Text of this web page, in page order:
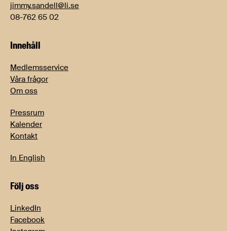
jimmy.sandell@li.se
08-762 65 02
Innehåll
Medlemsservice
Våra frågor
Om oss
Pressrum
Kalender
Kontakt
In English
Följ oss
LinkedIn
Facebook